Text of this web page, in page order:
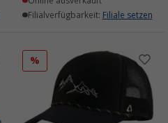
Filialverfügbarkeit: Filiale setzen
%